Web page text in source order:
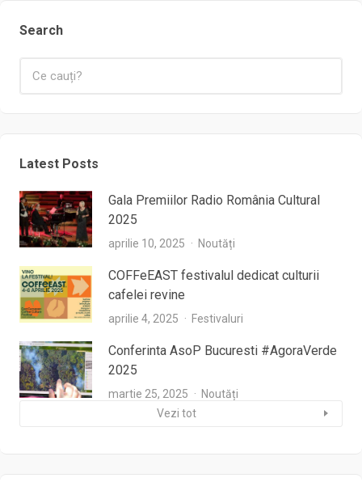
Search
Latest Posts
Gala Premiilor Radio România Cultural
2025
aprilie 10, 2025 Noutăți
COFFeEAST festivalul dedicat culturii
cafelei revine
aprilie 4, 2025 Festivaluri
Conferinta AsoP Bucuresti #AgoraVerde
2025
martie 25, 2025
Noutăți
Vezi tot